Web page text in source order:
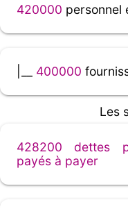
420000 personnel
400000
Les
428200 dettes
payés à payer